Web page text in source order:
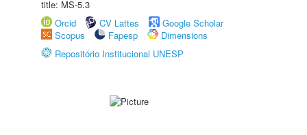
title: MS-5.3
Orcid
CV Lattes
Google Scholar
Scopus
Fapesp
Dimensions
Repositório Institucional UNESP